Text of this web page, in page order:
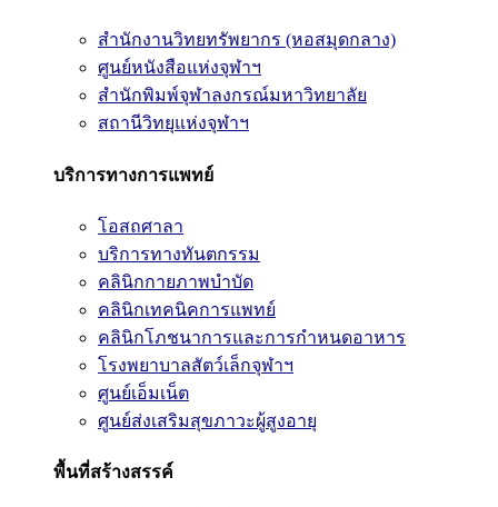
สำนักงานวิทยทรัพยากร (หอสมุดกลาง)
ศูนย์หนังสือแห่งจุฬาฯ
สำนักพิมพ์จุฬาลงกรณ์มหาวิทยาลัย
สถานีวิทยุแห่งจุฬาฯ
บริการทางการแพทย์
โอสถศาลา
บริการทางทันตกรรม
คลินิกกายภาพบำบัด
คลินิกเทคนิคการแพทย์
คลินิกโภชนาการและการกำหนดอาหาร
โรงพยาบาลสัตว์เล็กจุฬาฯ
ศูนย์เอ็มเน็ต
ศูนย์ส่งเสริมสุขภาวะผู้สูงอายุ
พื้นที่สร้างสรรค์